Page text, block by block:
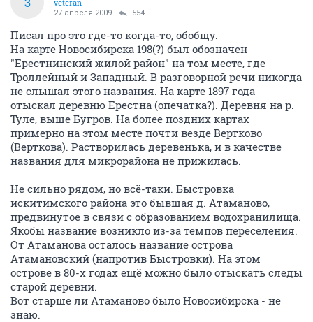
veteran
27 апреля 2009 554
Писал про это где-то когда-то, обобщу.
На карте Новосибирска 198(?) был обозначен
"Ерестнинский жилой район" на том месте, где
Троллейный и Западный. В разговорной речи никогда
не слышал этого названия. На карте 1897 года
отыскал деревню Ерестна (опечатка?). Деревня на р.
Туле, выше Бугров. На более поздних картах
примерно на этом месте почти везде Вертково
(Верткова). Растворилась деревенька, и в качестве
названия для микрорайона не прижилась.
Не сильно рядом, но всё-таки. Быстровка
искитимского района это бывшая д. Атаманово,
предвинутое в связи с образованием водохранилища.
Якобы название возникло из-за темпов переселения.
От Атаманова осталось название острова
Атамановский (напротив Быстровки). На этом
острове в 80-х годах ещё можно было отыскать следы
старой деревни.
Вот старше ли Атаманово было Новосибирска - не
знаю.